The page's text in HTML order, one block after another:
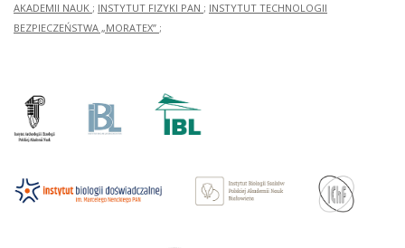
AKADEMII NAUK ; INSTYTUT FIZYKI PAN ; INSTYTUT TECHNOLOGII
BEZPIECZEŃSTWA „MORATEX” ;